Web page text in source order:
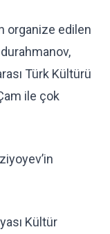
organize edilen
Türk Kültürü
ile çok
Kültür